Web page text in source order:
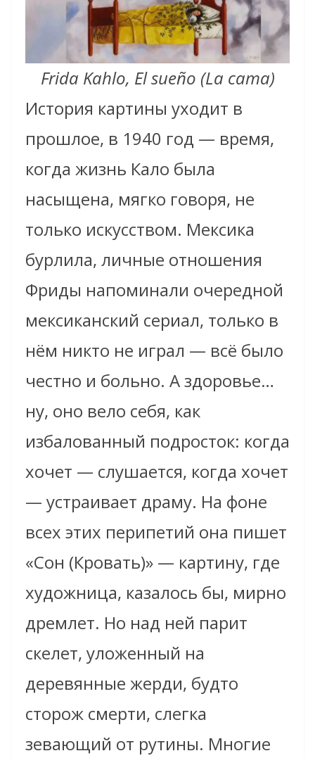
Frida Kahlo, El sueño (La cama)
История картины уходит в
прошлое, в 1940 год — время,
когда жизнь Кало была
насыщена, мягко говоря, не
только искусством. Мексика
бурлила, личные отношения
Фриды напоминали очередной
мексиканский сериал, только в
нём никто не играл — всё было
честно и больно. А здоровье…
ну, оно вело себя, как
избалованный подросток: когда
хочет — слушается, когда хочет
— устраивает драму. На фоне
всех этих перипетий она пишет
«Сон (Кровать)» — картину, где
художница, казалось бы, мирно
дремлет. Но над ней парит
скелет, уложенный на
деревянные жерди, будто
сторож смерти, слегка
зевающий от рутины. Многие